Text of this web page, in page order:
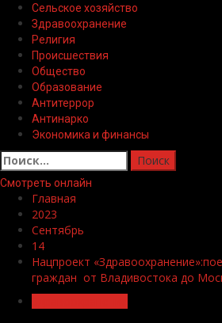
Сельское хозяйство
Здравоохранение
Религия
Происшествия
Общество
Образование
Антитеррор
Антинарко
Экономика и финансы
Найти:
Смотреть онлайн
Главная
2023
Сентябрь
14
Нацпроект
граждан от Владивостока до